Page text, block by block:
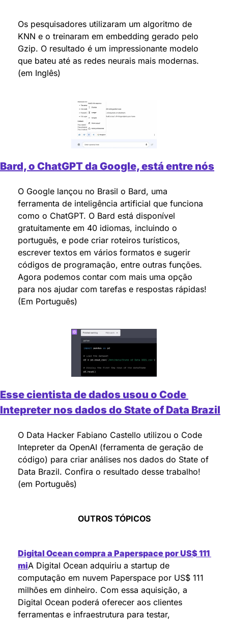
Os pesquisadores utilizaram um algoritmo de
KNN e o treinaram em embedding gerado pelo
Gzip. O resultado é um impressionante modelo
que bateu até as redes neurais mais modernas.
(em Inglês)
Bard, o ChatGPT da Google, está entre nós
O Google lançou no Brasil o Bard, uma
ferramenta de inteligência artificial que funciona
como o ChatGPT. O Bard está disponível
gratuitamente em 40 idiomas, incluindo o
português, e pode criar roteiros turísticos,
escrever textos em vários formatos e sugerir
códigos de programação, entre outras funções.
Agora podemos contar com mais uma opção
para nos ajudar com tarefas e respostas rápidas!
(Em Português)
Esse cientista de dados usou o Code
Intepreter nos dados do State of Data Brazil
O Data Hacker Fabiano Castello utilizou o Code
Intepreter da OpenAI (ferramenta de geração de
código) para criar análises nos dados do State of
Data Brazil. Confira o resultado desse trabalho!
(em Português)
OUTROS TÓPICOS
Digital Ocean compra a Paperspace por US$ 111
miA Digital Ocean adquiriu a startup de
computação em nuvem Paperspace por US$ 111
milhões em dinheiro. Com essa aquisição, a
Digital Ocean poderá oferecer aos clientes
ferramentas e infraestrutura para testar,